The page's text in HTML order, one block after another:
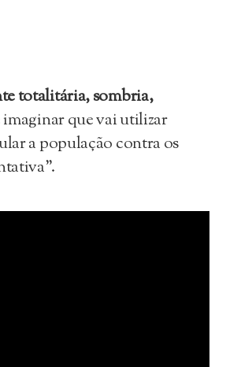
totalitária, sombria,
que vai utilizar
a população contra os